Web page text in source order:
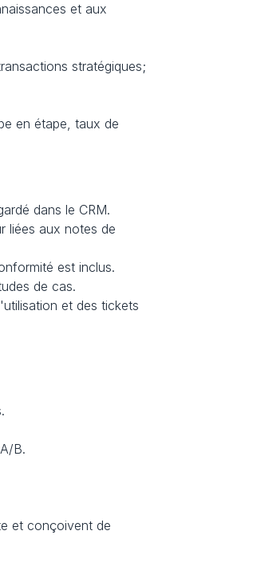
et aux
stratégiques;
en étape, taux de
dans le CRM.
liées aux notes de
est inclus.
de cas.
et des tickets
B.
et conçoivent de